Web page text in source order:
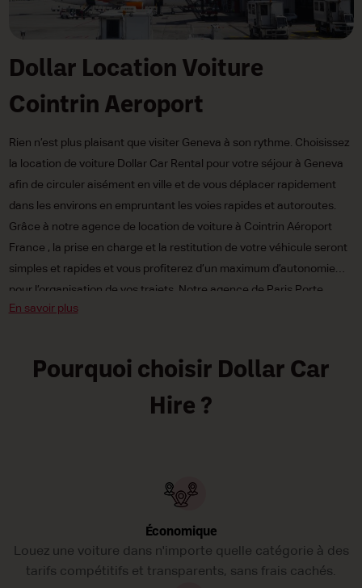
Dollar Location Voiture
Cointrin Aeroport
Rien n’est plus plaisant que visiter Geneva à son rythme. Choisissez
la location de voiture Dollar Car Rental pour votre séjour à Geneva
afin de circuler aisément en ville et de vous déplacer rapidement
dans les environs en empruntant les voies rapides et autoroutes.
Grâce à notre agence de location de voiture à Cointrin Aéroport
France , la prise en charge et la restitution de votre véhicule seront
simples et rapides et vous profiterez d’un maximum d’autonomie
pour l’organisation de vos trajets. Notre agence de Paris Porte
Maillot Downtown vous propose un large choix de voitures :
manuelle. Et à des tarifs irrésistiblement bas pour que vos
déplacements à n’obèrent pas votre budget ! Réservez votre voiture
de location Dollar Car Rental à Paris Porte Maillot Downtown dès
En savoir plus
Pourquoi choisir Dollar Car
Hire ?
Économique
Louez une voiture dans n'importe quelle catégorie à des
tarifs compétitifs et transparents, sans frais cachés.